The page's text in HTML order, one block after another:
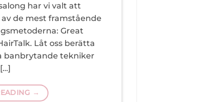
har vi valt att
de mest framstående
Great
Låt oss berätta
banbrytande tekniker
→